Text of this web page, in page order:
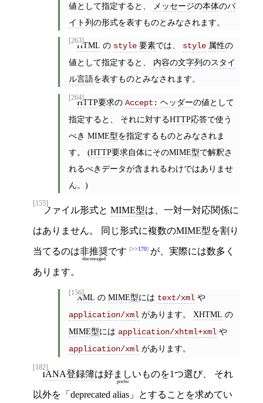
値として指定すると、
メッセージの本体のバ
イト列の形式を表すものとみなされます。
[263]HTML の style 要素では、 style 属性の
値として指定すると、 内容の文字列のスタイ
ル言語を表すものとみなされます。
[264]HTTP要求の Accept: ヘッダーの値として
指定すると、 それに対するHTTP応答で使う
べき MIME型を指定するものとみなされま
す。 (HTTP要求自体にそのMIME型で解釈さ
れるべきデータが含まれるわけではありませ
ん。)
[155]
ファイル形式と MIME型は、一対一対応関係に
はありません。 同じ形式に複数のMIME型を割り
当てるのは非推奨
discouraged
です >>170 が、実際には数多く
あります。
[156]XML の MIME型には text/xml や
application/xml があります。 XHTML の
MIME型には application/xhtml+xml や
application/xml があります。
[182]
IANA登録簿は好ましい
prefer
ものを1つ選び、 それ
以外を「deprecated alias」とすることを求めてい